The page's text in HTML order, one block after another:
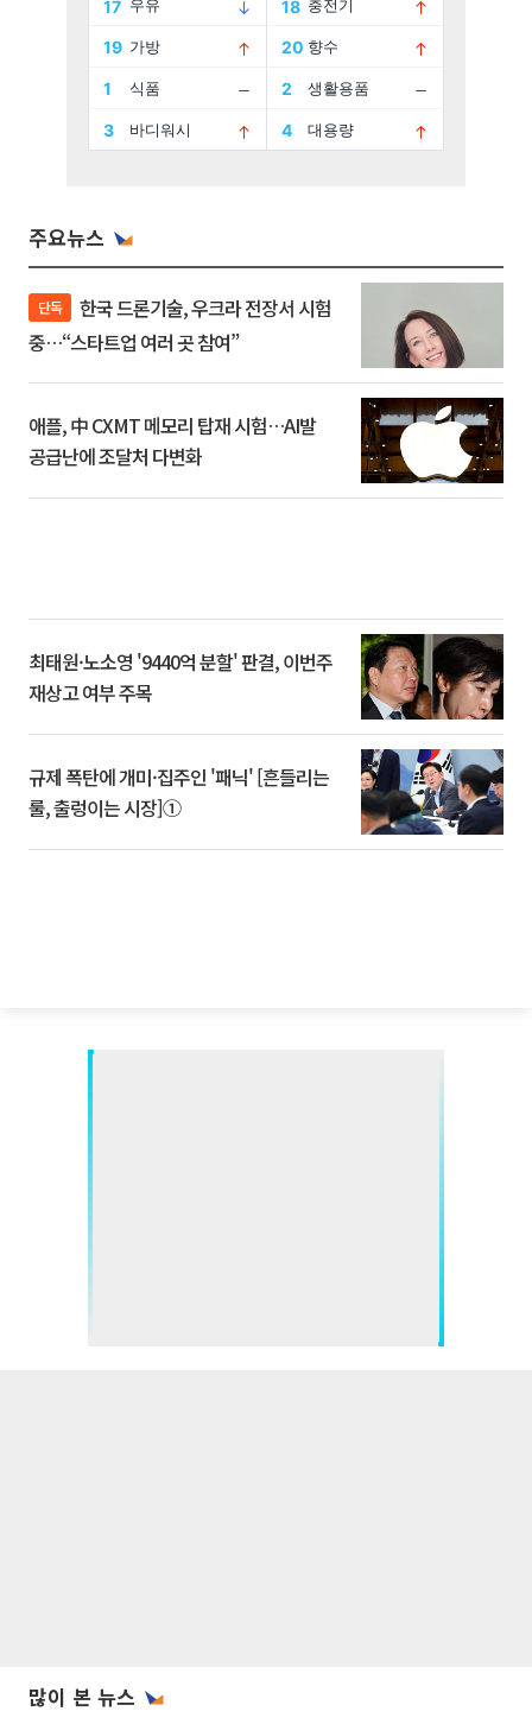
주요뉴스
단독
중…“스타트업 여러 곳 참여”
애플, 中 CXMT 메모리 탑재 시험…AI발
공급난에 조달처 다변화
최태원·노소영 '9440억 분할' 판결, 이번주
재상고 여부 주목
규제 폭탄에 개미·집주인 '패닉' [흔들리는
룰, 출렁이는 시장]①
많이 본 뉴스